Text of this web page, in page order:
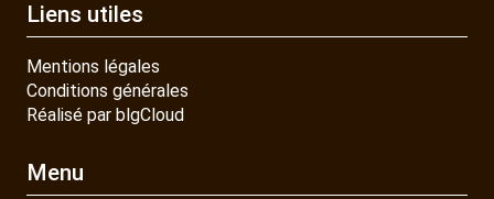
Liens utiles
Mentions légales
Conditions générales
Réalisé par blgCloud
Menu